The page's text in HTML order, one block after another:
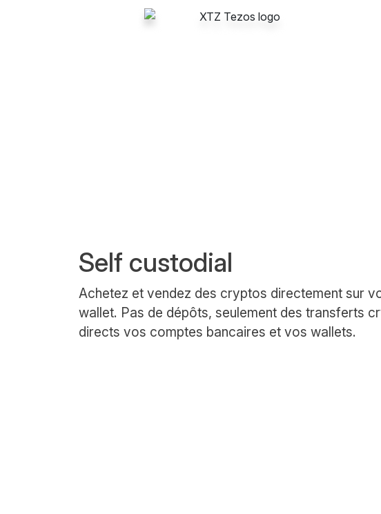
Self custodial
Achetez et vendez des cryptos directement sur
wallet. Pas de dépôts, seulement des transferts
directs vos comptes bancaires et vos wallets.